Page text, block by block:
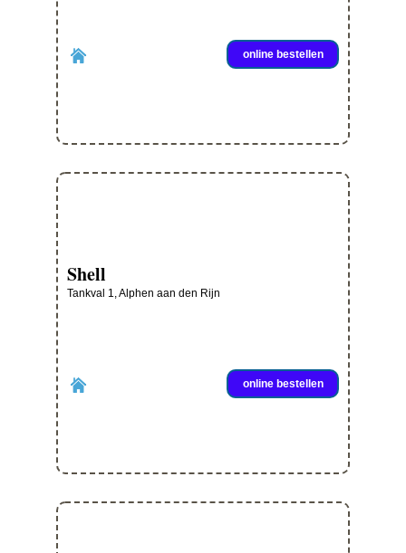
online bestellen
Shell
Tankval 1, Alphen aan den Rijn
online bestellen